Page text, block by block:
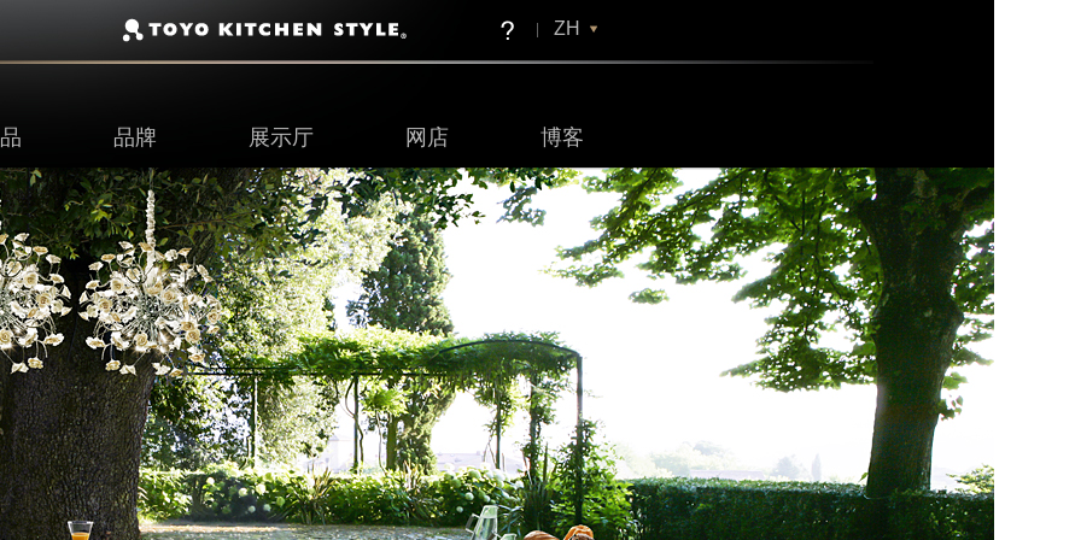
品牌 展示厅 网店 博客
ZH